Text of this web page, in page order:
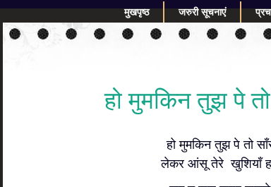
मुखपृष्ठ जरुरी सूचनाएं
हो मुमकिन तुझ पे
हो मुमकिन तुझ पे तो
लेकर आंसू तेरे खुशियाँ